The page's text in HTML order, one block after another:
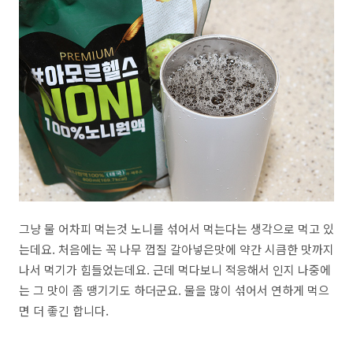
그냥 물 어차피 먹는것 노니를 섞어서 먹는다는 생각으로 먹고 있
는데요. 처음에는 꼭 나무 껍질 갈아넣은맛에 약간 시큼한 맛까지
나서 먹기가 힘들었는데요. 근데 먹다보니 적응해서 인지 나중에
는 그 맛이 좀 땡기기도 하더군요. 물을 많이 섞어서 연하게 먹으
면 더 좋긴 합니다.